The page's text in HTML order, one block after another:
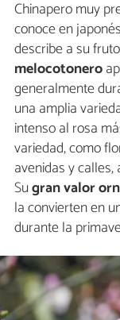
Chinapero muy
conoce en
describe a su
melocotonero
generalmente
una amplia
intenso al rosa
variedad, como
avenidas y
Sugran valor
la convierten en
durante la